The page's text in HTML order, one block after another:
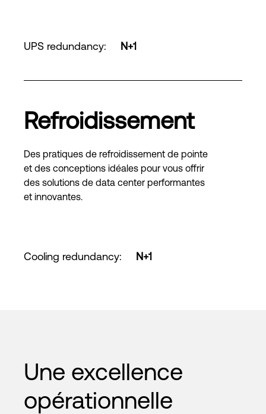
UPS redundancy: N+1
Refroidissement
Des pratiques de refroidissement de pointe
et des conceptions idéales pour vous offrir
des solutions de data center performantes
et innovantes.
Cooling redundancy: N+1
Une excellence
opérationnelle